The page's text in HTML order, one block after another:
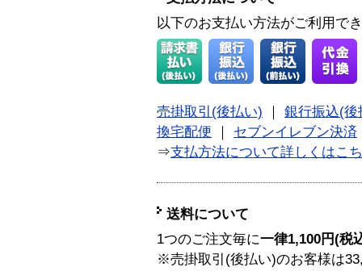
以下のお支払い方法がご利用で
売掛取引(後払い)
銀行振込(後
換宅配便
セブンイレブン決済
⇒支払方法について詳しくはこ
送料について
1つのご注文毎に一律1,100円(税
※売掛取引(後払い)のお客様は